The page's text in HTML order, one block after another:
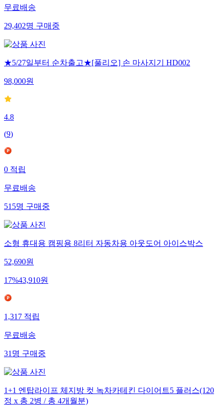
무료배송
29,402명 구매중
★5/27일부터 순차출고★[풀리오] 손 마사지기 HD002
98,000원
4.8
(9)
0 적립
무료배송
515명 구매중
소형 휴대용 캠핑용 8리터 자동차용 아웃도어 아이스박스
52,690원
17%43,910원
1,317 적립
무료배송
31 명 구매중
1+1 엔탑라이프 체지방 컷 녹차카테킨 다이어트5 플러스(120
정 x 총 2병 / 총 4개월분)